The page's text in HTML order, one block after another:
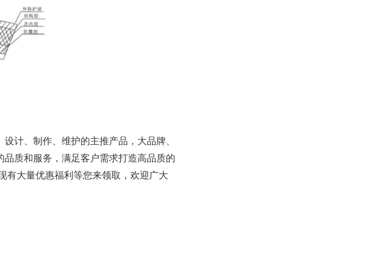
计、制作、维护的主推产品，大品牌、
质和服务，满足客户需求打造高品质的
有大量优惠福利等您来领取，欢迎广大